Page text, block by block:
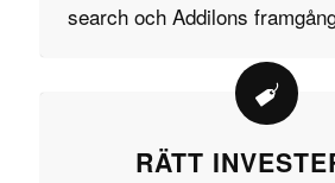
search och Addilons
RÄTT